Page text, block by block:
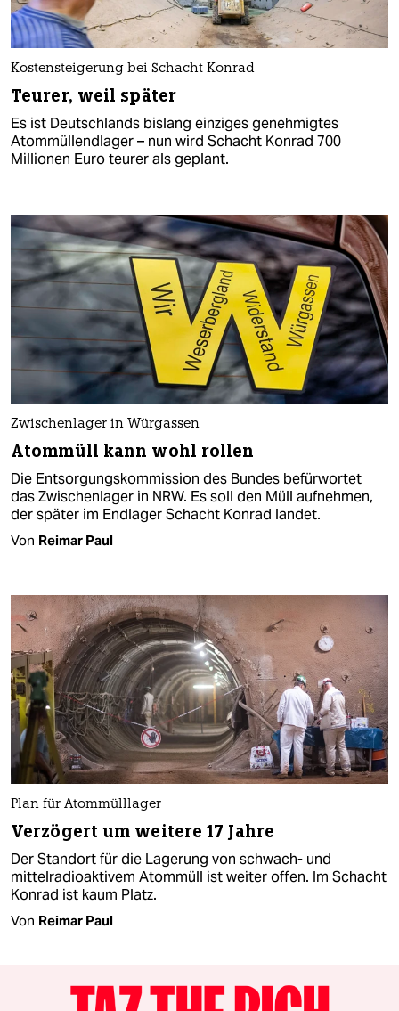
Kostensteigerung bei Schacht Konrad
Teurer, weil später
Es ist Deutschlands bislang einziges genehmigtes
Atommüllendlager – nun wird Schacht Konrad 700
Millionen Euro teurer als geplant.
Zwischenlager in Würgassen
Atommüll kann wohl rollen
Die Entsorgungskommission des Bundes befürwortet
das Zwischenlager in NRW. Es soll den Müll aufnehmen,
der später im Endlager Schacht Konrad landet.
Von Reimar Paul
Plan für Atommülllager
Verzögert um weitere 17 Jahre
Der Standort für die Lagerung von schwach- und
mittelradioaktivem Atommüll ist weiter offen. Im Schacht
Konrad ist kaum Platz.
Von Reimar Paul